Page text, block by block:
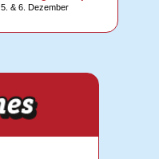
& 6. Dezember